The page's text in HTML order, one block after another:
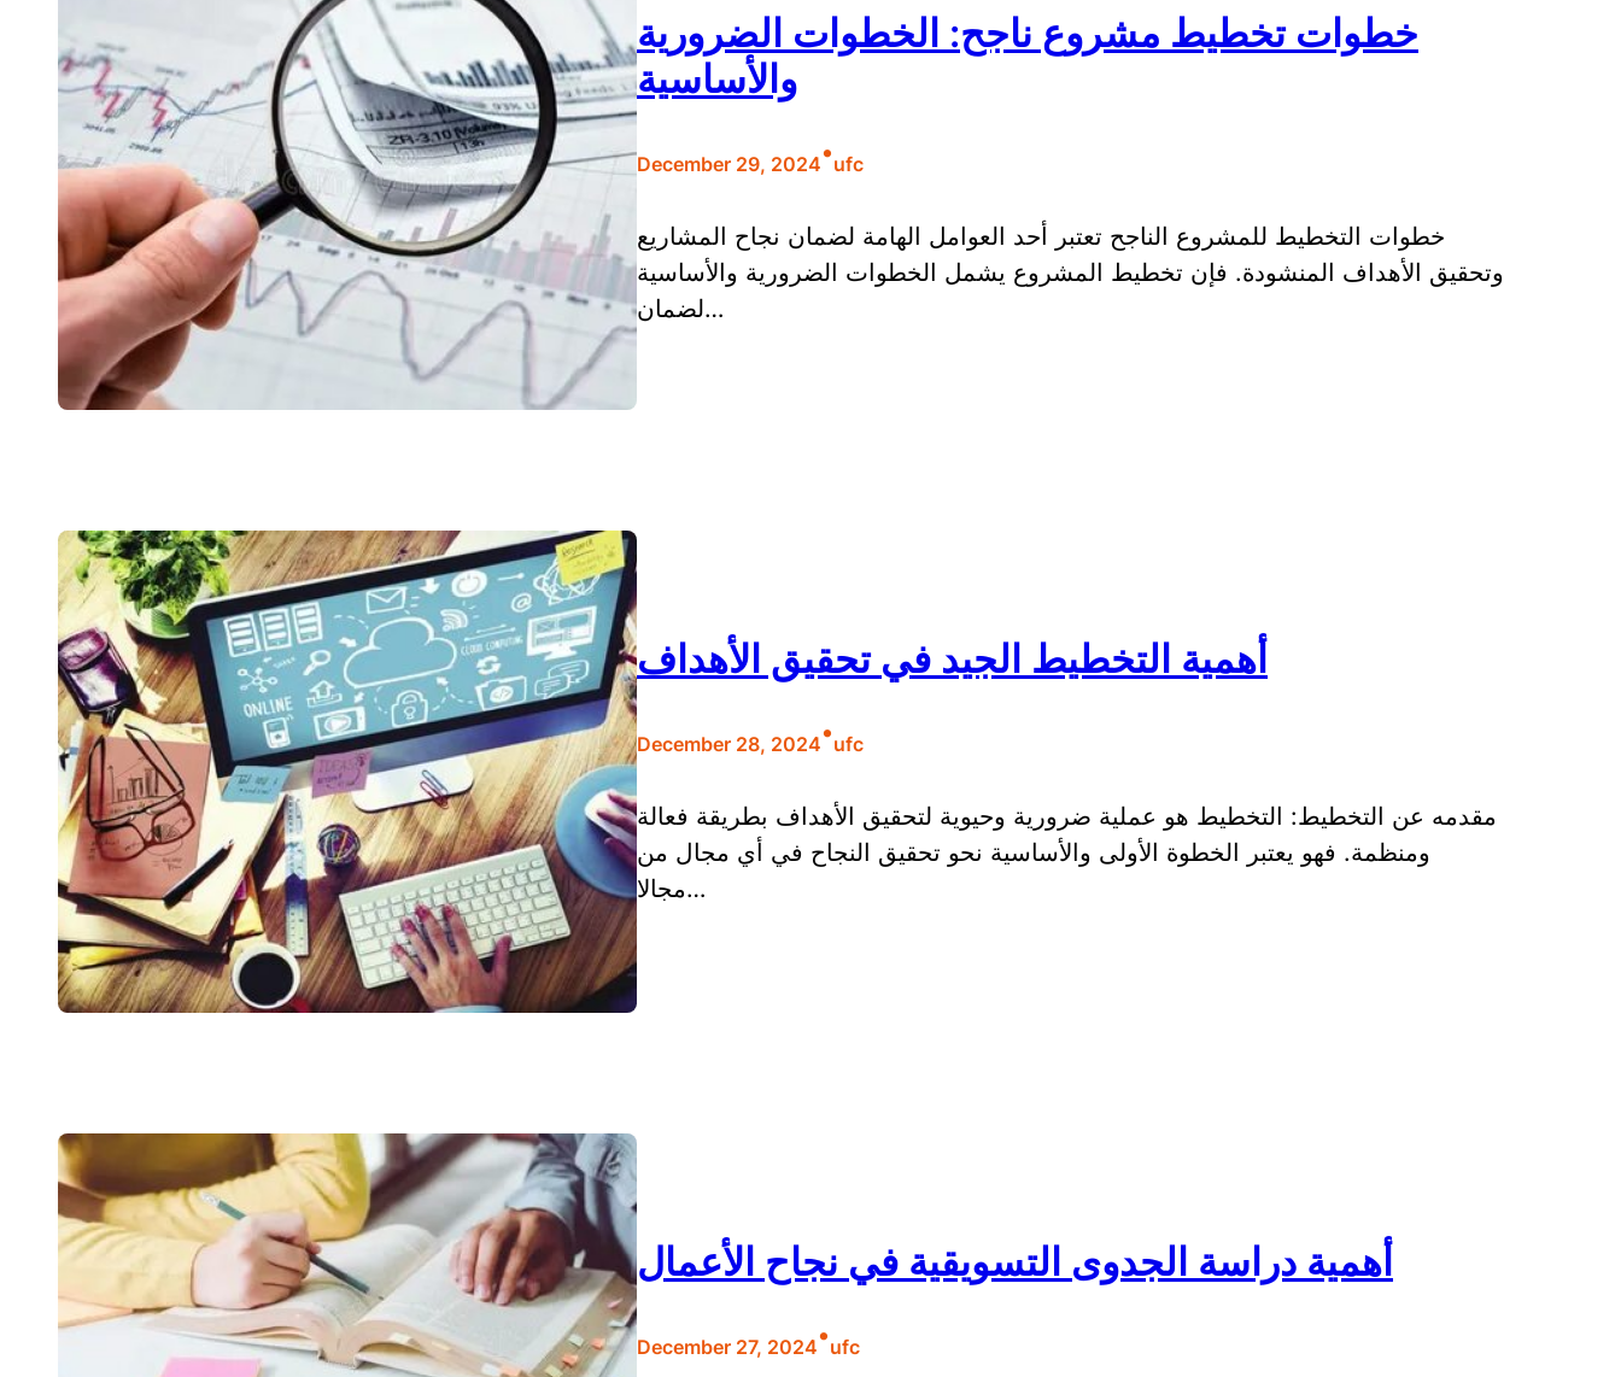
خطوات تخطيط مشروع ناجح: الخطوات الضرورية
والأساسية
December 29, 2024•ufc
خطوات التخطيط للمشروع الناجح تعتبر أحد العوامل الهامة لضمان نجاح المشاريع
وتحقيق الأهداف المنشودة. فإن تخطيط المشروع يشمل الخطوات الضرورية والأساسية
لضمان…
أهمية التخطيط الجيد في تحقيق الأهداف
December 28, 2024•ufc
مقدمه عن التخطيط: التخطيط هو عملية ضرورية وحيوية لتحقيق الأهداف بطريقة فعالة
ومنظمة. فهو يعتبر الخطوة الأولى والأساسية نحو تحقيق النجاح في أي مجال من
مجالا…
أهمية دراسة الجدوى التسويقية في نجاح الأعمال
December 27, 2024•ufc